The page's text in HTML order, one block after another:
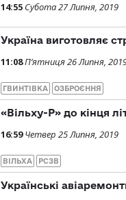
14:55 Субота 27 Липня, 2019
Україна виготовляє
11:08П’ятниця 26 Липня,
ГВИНТІВКА ОЗБРОЄННЯ
«Вільху-Р» до кінця
16:59 Четвер 25 Липня, 2019
ВІЛЬХА РСЗВ
Українські